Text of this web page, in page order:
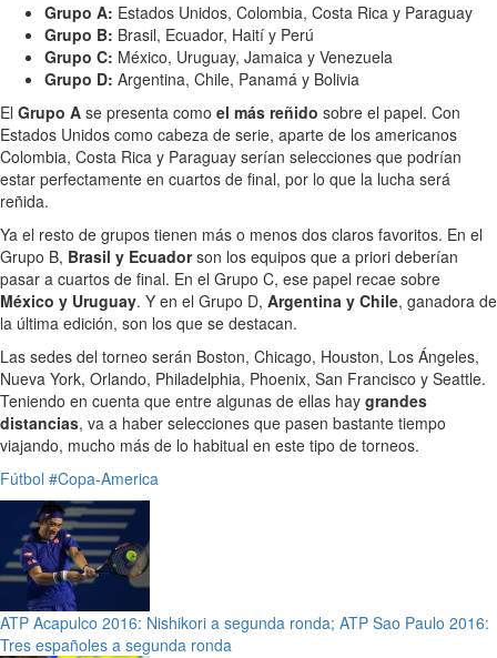
Grupo A: Estados Unidos, Colombia, Costa Rica y Paraguay
Grupo B: Brasil, Ecuador, Haití y Perú
Grupo C: México, Uruguay, Jamaica y Venezuela
Grupo D: Argentina, Chile, Panamá y Bolivia
El Grupo A se presenta como el más reñido sobre el papel. Con
Estados Unidos como cabeza de serie, aparte de los americanos
Colombia, Costa Rica y Paraguay serían selecciones que podrían
estar perfectamente en cuartos de final, por lo que la lucha será
reñida.
Ya el resto de grupos tienen más o menos dos claros favoritos. En el
Grupo B, Brasil y Ecuadorson los equipos que a priori deberían
pasar a cuartos de final. En el Grupo C, ese papel recae sobre
México y Uruguay. Y en el Grupo D, Argentina y Chile, ganadora de
la última edición, son los que se destacan.
Las sedes del torneo serán Boston, Chicago, Houston, Los Ángeles,
Nueva York, Orlando, Philadelphia, Phoenix, San Francisco y Seattle.
Teniendo en cuenta que entre algunas de ellas hay grandes
distancias, va a haber selecciones que pasen bastante tiempo
viajando, mucho más de lo habitual en este tipo de torneos.
Fútbol #Copa-America
ATP Acapulco 2016: Nishikori a segunda ronda; ATP Sao Paulo 2016:
Tres españoles a segunda ronda